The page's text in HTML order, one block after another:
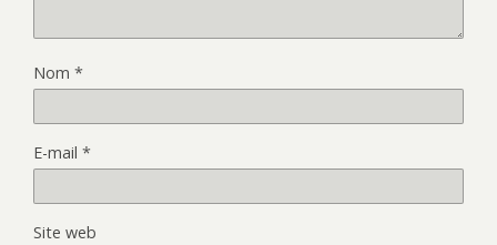
Nom *
E-mail *
Site web